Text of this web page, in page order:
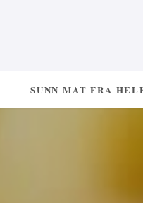
SUNN MAT FRA